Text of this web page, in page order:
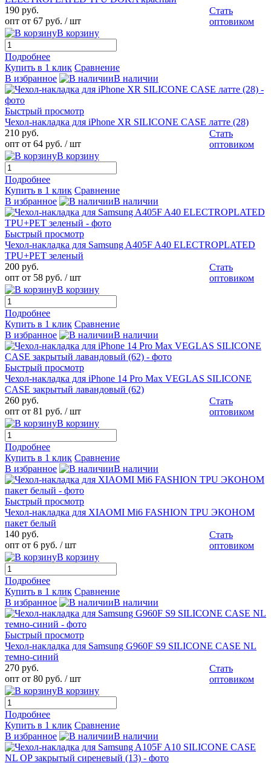
190 руб.
опт от 67 руб. / шт
Стать
оптовиком
В корзину
Подробнее
Купить в 1 клик Сравнение
В избранное
В наличии
Быстрый просмотр
Чехол-накладка для iPhone XR SILICONE CASE латте (28)
210 руб.
опт от 64 руб. / шт
Стать
оптовиком
В корзину
Подробнее
Купить в 1 клик Сравнение
В избранное
В наличии
Быстрый просмотр
Чехол-накладка для Samsung A405F A40 ELECTROPLATED
TPU+PET зеленый
200 руб.
опт от 58 руб. / шт
Стать
оптовиком
В корзину
Подробнее
Купить в 1 клик Сравнение
В избранное
В наличии
Быстрый просмотр
Чехол-накладка для iPhone 14 Pro Max VEGLAS SILICONE
CASE закрытый лавандовый (62)
260 руб.
опт от 81 руб. / шт
Стать
оптовиком
В корзину
Подробнее
Купить в 1 клик Сравнение
В избранное
В наличии
Быстрый просмотр
Чехол-накладка для XIAOMI Mi6 FASHION TPU ЭКОНОМ
пакет белый
140 руб.
опт от 6 руб. / шт
Стать
оптовиком
В корзину
Подробнее
Купить в 1 клик Сравнение
В избранное
В наличии
Быстрый просмотр
Чехол-накладка для Samsung G960F S9 SILICONE CASE NL
темно-синий
270 руб.
опт от 80 руб. / шт
Стать
оптовиком
В корзину
Подробнее
Купить в 1 клик Сравнение
В избранное
В наличии